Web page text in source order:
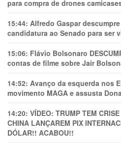
para compra de drones
15:44: Alfredo Gaspar
candidatura ao Senado para ser
15:06: Flávio Bolsonaro
contas de filme sobre Jair
14:52: Avanço da esquerda nos
movimento MAGA e assusta
14:20: VÍDEO: TRUMP TEM
CHINA LANÇAREM PIX
DÓLAR!! ACABOU!!